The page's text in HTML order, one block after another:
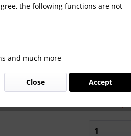
in 100
€19.99
Prices incl. VAT
Delivery
the following functions are not
and much more
Accept
Close